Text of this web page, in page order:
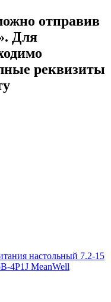
отправив
Для
реквизиты
настольный 7.2-15
4P1J MeanWell